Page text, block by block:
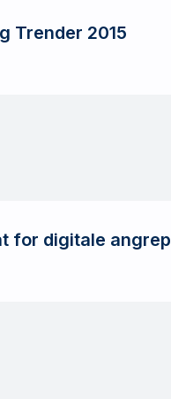
Trender 2015
for digitale angrep